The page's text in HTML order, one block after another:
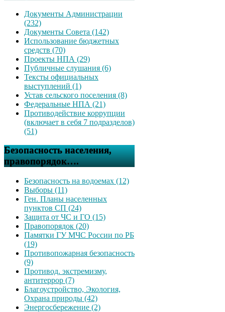
Документы Администрации
(232)
Документы Совета (142)
Использование бюджетных
средств (70)
Проекты НПА (29)
Публичные слушания (6)
Тексты официальных
выступлений (1)
Устав сельского поселения (8)
Федеральные НПА (21)
Противодействие коррупции
(включает в себя 7 подразделов)
(51)
Безопасность населения,
правопорядок….
Безопасность на водоемах (12)
Выборы (11)
Ген. Планы населенных
пунктов СП (24)
Защита от ЧС и ГО (15)
Правопорядок (20)
Памятки ГУ МЧС России по РБ
(19)
Противопожарная безопасность
(9)
Противод. экстремизму,
антитеррор (7)
Благоустройство, Экология,
Охрана природы (42)
Энергосбережение (2)